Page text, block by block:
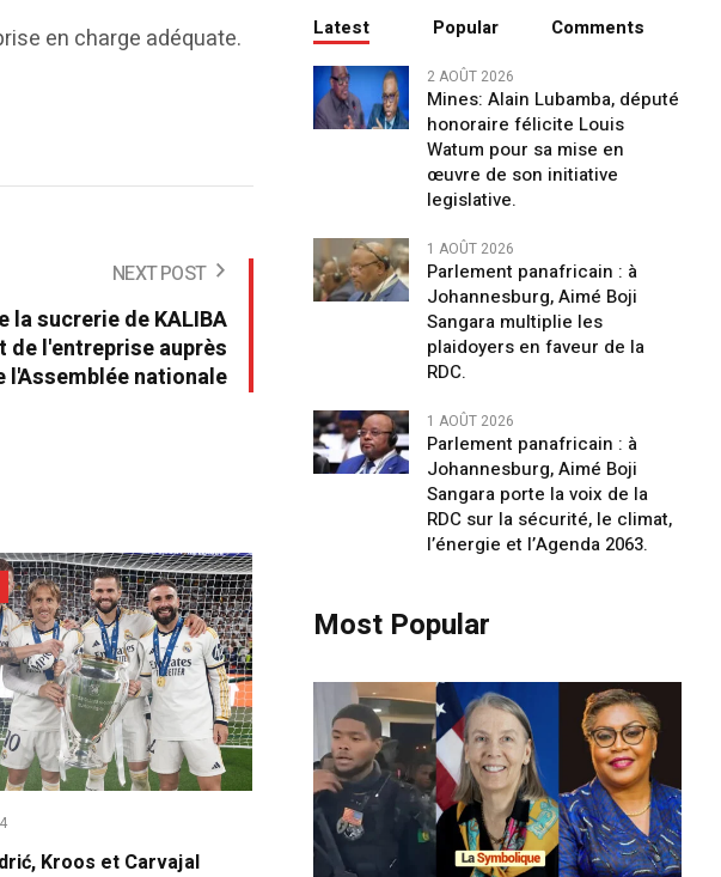
en charge adéquate.
NEXT POST
la sucrerie de KALIBA
de l'entreprise auprès
l'Assemblée nationale
Kroos et Carvajal
Latest Popular Comments
2 AOÛT 2026
Mines: Alain Lubamba, député
honoraire félicite Louis
Watum pour sa mise en
œuvre de son initiative
legislative.
1 AOÛT 2026
Parlement panafricain : à
Johannesburg, Aimé Boji
Sangara multiplie les
plaidoyers en faveur de la
RDC.
1 AOÛT 2026
Parlement panafricain : à
Johannesburg, Aimé Boji
Sangara porte la voix de la
RDC sur la sécurité, le climat,
l’énergie et l’Agenda 2063.
Most Popular